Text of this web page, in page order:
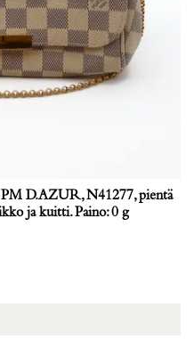
PM D.AZUR, N41277, pientä
ja kuitti. Paino: 0 g